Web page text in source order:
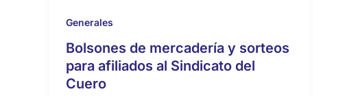
Generales
Bolsones de mercadería y sorteos
para afiliados al Sindicato del
Cuero